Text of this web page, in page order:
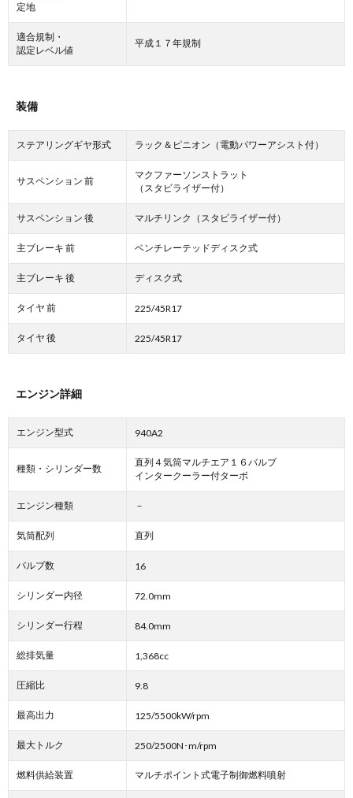
定地
適合規制・
認定レベル値
平成１７年規制
装備
ステアリングギヤ形式 ラック＆ピニオン（電動パワーアシスト付）
サスペンション 前
マクファーソンストラット
（スタビライザー付）
サスペンション 後 マルチリンク（スタビライザー付）
主ブレーキ 前 ベンチレーテッドディスク式
主ブレーキ 後 ディスク式
タイヤ 前 225/45R17
タイヤ 後 225/45R17
エンジン詳細
エンジン型式 940A2
種類・シリンダー数
直列４気筒マルチエア１６バルブ
インタークーラー付ターボ
エンジン種類 －
気筒配列 直列
バルブ数 16
シリンダー内径 72.0mm
シリンダー行程 84.0mm
総排気量 1,368cc
圧縮比 9.8
最高出力 125/5500kW/rpm
最大トルク 250/2500N･m/rpm
燃料供給装置 マルチポイント式電子制御燃料噴射